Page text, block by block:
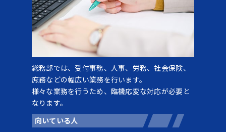
総務部では、受付事務、人事、労務、社会保険、
庶務などの幅広い業務を行います。
様々な業務を行うため、臨機応変な対応が必要と
なります。
向いている人